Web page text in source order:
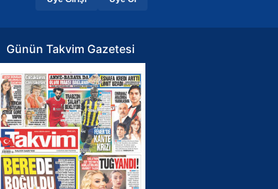
Günün Takvim Gazetesi